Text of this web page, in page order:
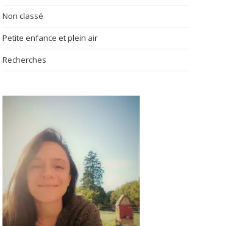
Non classé
Petite enfance et plein air
Recherches